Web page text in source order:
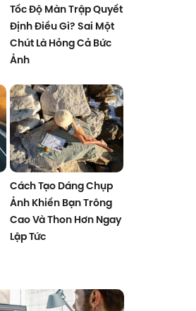
Tốc Độ Màn Trập Quyết
Định Điều Gì? Sai Một
Chút Là Hỏng Cả Bức
Ảnh
Cách Tạo Dáng Chụp
Ảnh Khiến Bạn Trông
Cao Và Thon Hơn Ngay
Lập Tức